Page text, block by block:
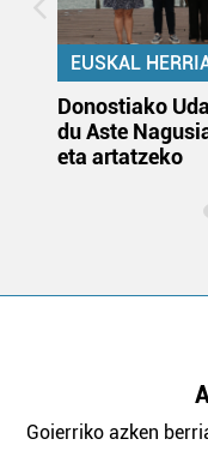
EUSKAL
Donostiako
du Aste
eta artatzeko
Goierriko azken